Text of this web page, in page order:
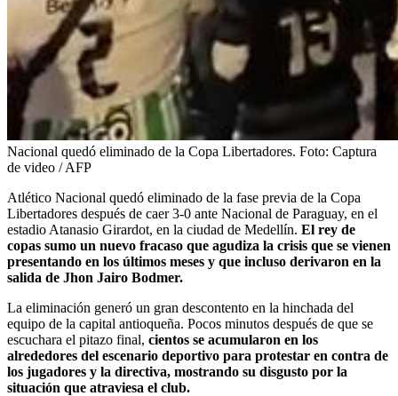
Nacional quedó eliminado de la Copa Libertadores. Foto: Captura
de video / AFP
Atlético Nacional quedó eliminado de la fase previa de la Copa
Libertadores después de caer 3-0 ante Nacional de Paraguay, en el
estadio Atanasio Girardot, en la ciudad de Medellín. El rey de
copas sumo un nuevo fracaso que agudiza la crisis que se vienen
presentando en los últimos meses y que incluso derivaron en la
salida de Jhon Jairo Bodmer.
La eliminación generó un gran descontento en la hinchada del
equipo de la capital antioqueña. Pocos minutos después de que se
escuchara el pitazo final, cientos se acumularon en los
alrededores del escenario deportivo para protestar en contra de
los jugadores y la directiva, mostrando su disgusto por la
situación que atraviesa el club.